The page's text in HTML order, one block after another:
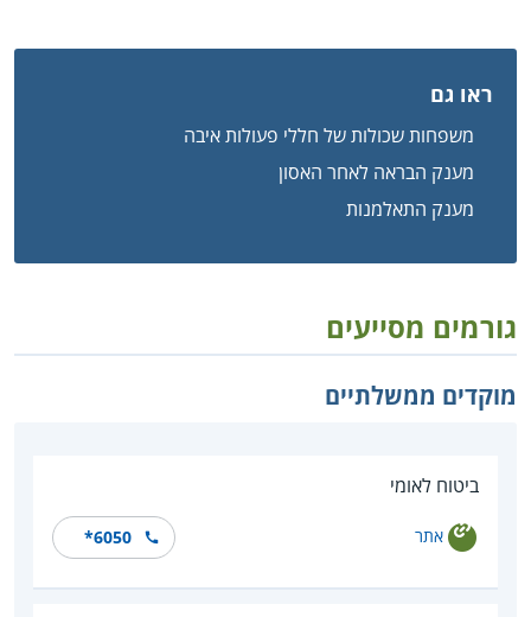
ראו גם
משפחות שכולות של חללי פעולות איבה
מענק הבראה לאחר האסון
מענק התאלמנות
גורמים מסייעים
מוקדים ממשלתיים
ביטוח לאומי
אתר *6050